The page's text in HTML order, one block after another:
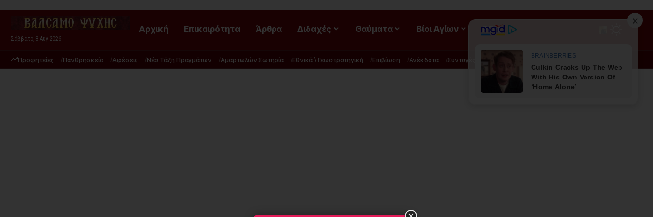
Σάββατο, 8 Αυγ 2026
Αρχική Επικαιρότητα Άρθρα Διδαχές Θαύματα Βίοι Αγίων ΡΟΗ
Προφητείες Πανθρησκεία Αιρέσεις Νέα Τάξη Πραγμάτων Αμαρτωλών Σωτηρία Εθνικά \ Γεωστρατηγική Επιβίωση Ανέκδοτα Συνταγές Διατροφή - Φυσική Ιατρική